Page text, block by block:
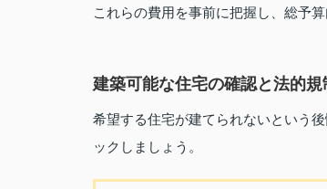
これらの費用を事前に把握し、総予
建築可能な住宅の確認と法的規
希望する住宅が建てられないという
ックしましょう。